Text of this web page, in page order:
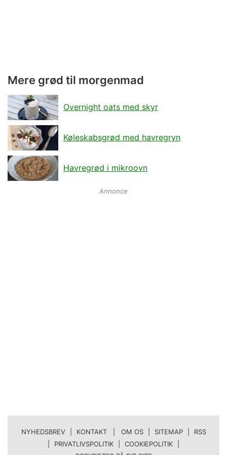
Mere grød til morgenmad
Overnight oats med skyr
Køleskabsgrød med havregryn
Havregrød i mikroovn
Annonce
NYHEDSBREV KONTAKT | OM OS SITEMAP
RSS
PRIVATLIVSPOLITIK COOKIEPOLITIK